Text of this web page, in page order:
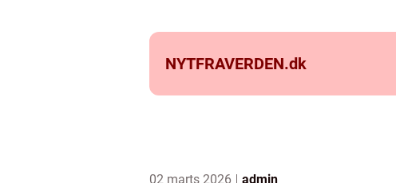
NYTFRAVERDEN.dk
02 marts 2026 admin